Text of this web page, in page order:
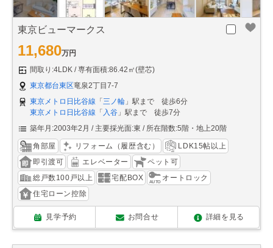
東京ビューマークス
11,680万円
間取り:4LDK
専有面積:86.42㎡(壁芯)
東京都台東区竜泉2丁目7-7
東京メトロ日比谷線 「三ノ輪 」駅まで 徒歩6分
東京メトロ日比谷線 「 入谷 」駅まで 徒歩7分
築年月:2003年2月
主要採光面:東 所在階数:5階・地上20階
角部屋 リフォーム（履歴含む）
LDK15帖以上
即引渡可
エレベーター
ペット可
総戸数100戸以上
宅配BOX
オートロック
住宅ローン控除
見学予約 お問合せ 詳細を見る